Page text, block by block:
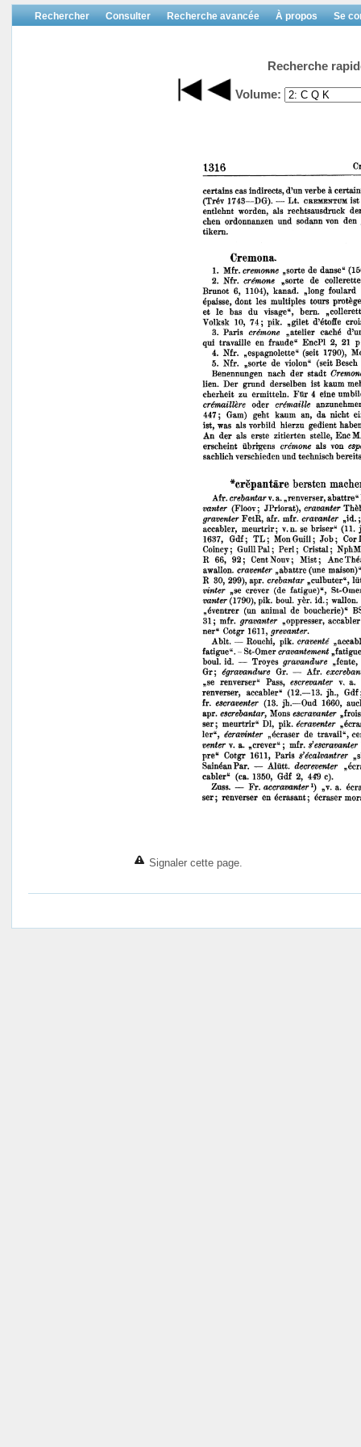
Rechercher Consulter Recherche avancée À propos Se
Recherche
Volume:
Signaler cette page.